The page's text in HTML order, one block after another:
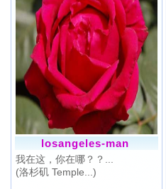
losangeles-man
我在这，你在哪？？...
(洛杉矶 Temple...)